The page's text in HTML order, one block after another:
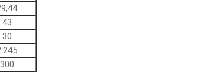
43
30
300